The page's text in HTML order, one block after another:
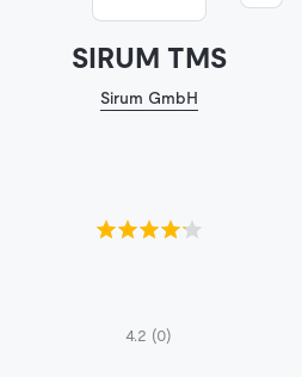
SIRUM TMS
Sirum GmbH
4.2 (0)